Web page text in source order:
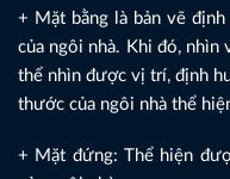
+ Mặt bằng là bản vẽ
của ngôi nhà. Khi đó, nhìn
thể nhìn được vị trí, định
thước của ngôi nhà thể
+ Mặt đứng: Thể hiện